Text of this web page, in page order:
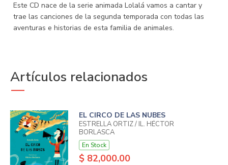
Este CD nace de la serie animada Lolalá vamos a cantar y
trae las canciones de la segunda temporada con todas las
aventuras e historias de esta familia de animales.
Artículos relacionados
EL CIRCO DE LAS NUBES
ESTRELLA ORTIZ / IL. HÉCTOR
BORLASCA
En Stock
$ 82,000.00